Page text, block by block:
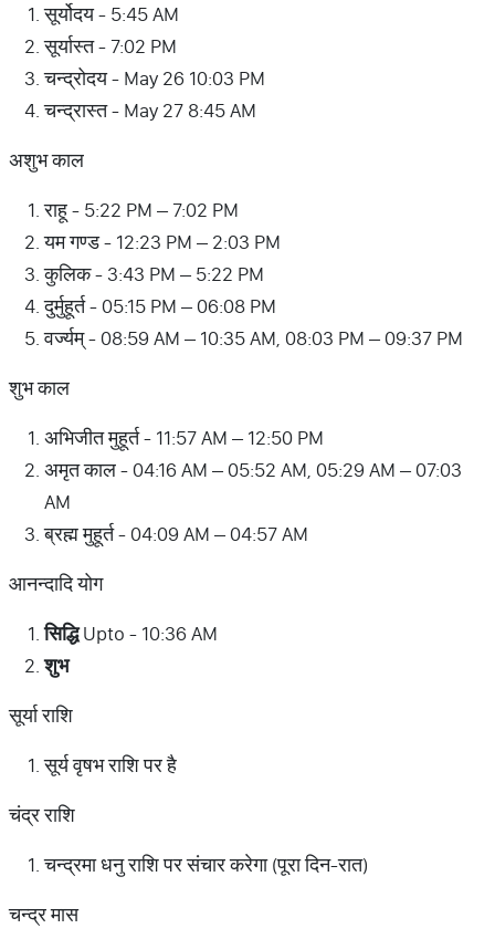
सूर्योदय - 5:45 AM
सूर्यास्त - 7:02 PM
चन्द्रोदय - May 26 10:03 PM
चन्द्रास्त - May 27 8:45 AM
अशुभ काल
राहू - 5:22 PM – 7:02 PM
यम गण्ड - 12:23 PM – 2:03 PM
कुलिक - 3:43 PM – 5:22 PM
दुर्मुहूर्त - 05:15 PM – 06:08 PM
वर्ज्यम् - 08:59 AM – 10:35 AM, 08:03 PM – 09:37 PM
शुभ काल
अभिजीत मुहूर्त - 11:57 AM – 12:50 PM
अमृत काल - 04:16 AM – 05:52 AM, 05:29 AM – 07:03
AM
ब्रह्म मुहूर्त - 04:09 AM – 04:57 AM
आनन्दादि योग
सिद्धिUpto - 10:36 AM
शुभ
सूर्या राशि
सूर्य वृषभ राशि पर है
चंद्र राशि
चन्द्रमा धनु राशि पर संचार करेगा (पूरा दिन-रात)
चन्द्र मास